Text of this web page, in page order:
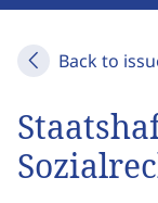
Back to